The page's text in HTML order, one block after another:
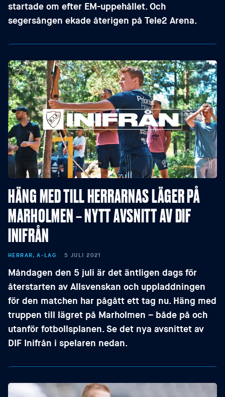
startade om efter EM-uppehållet. Och
segersången ekade återigen på Tele2 Arena.
HÄNG MED TILL HERRARNAS LÄGER PÅ
MARHOLMEN – NYTT AVSNITT AV DIF
INIFRÅN
HERRAR, A-LAG 5 JULI 2021
Måndagen den 5 juli är det äntligen dags för
återstarten av Allsvenskan och uppladdningen
för den matchen har pågått ett tag nu. Häng med
truppen till lägret på Marholmen – både på och
utanför fotbollsplanen. Se det nya avsnittet av
DIF Inifrån i spelaren nedan.